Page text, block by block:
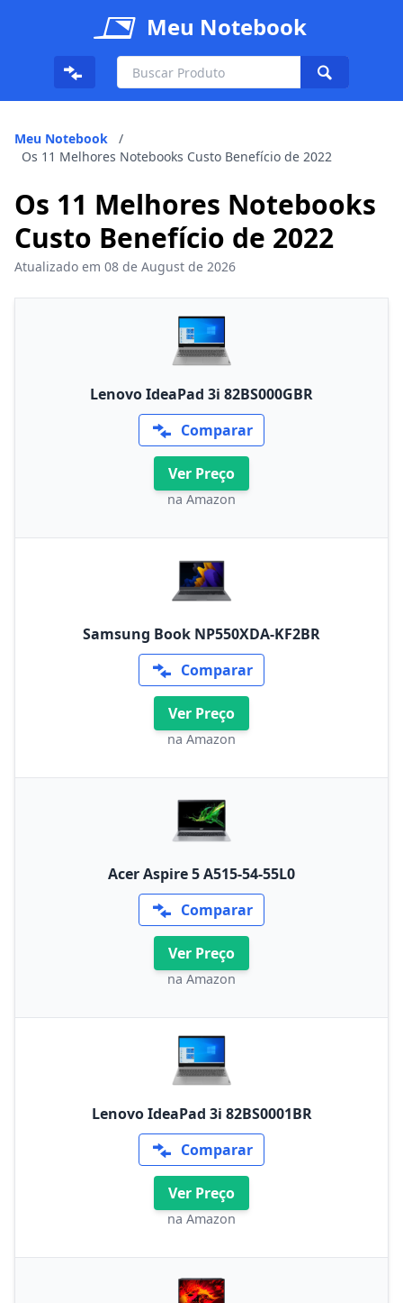
Meu Notebook
Meu Notebook
/
Os 11 Melhores Notebooks Custo Benefício de 2022
Os 11 Melhores Notebooks
Custo Benefício de 2022
Atualizado em 08 de August de 2026
Lenovo IdeaPad 3i 82BS000GBR
Comparar
Ver Preço
na Amazon
Samsung Book NP550XDA-KF2BR
Comparar
Ver Preço
na Amazon
Acer Aspire 5 A515-54-55L0
Comparar
Ver Preço
na Amazon
Lenovo IdeaPad 3i 82BS0001BR
Comparar
Ver Preço
na Amazon